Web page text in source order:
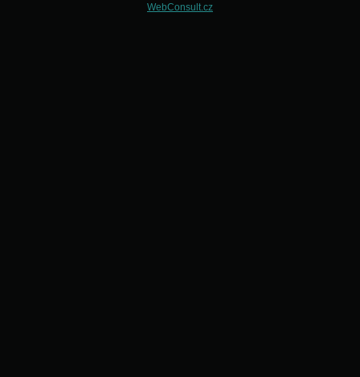
WebConsult.cz